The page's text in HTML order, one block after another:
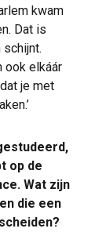
kwam
Dat is
ook elkáár
je met
op de
Wat zijn
die een